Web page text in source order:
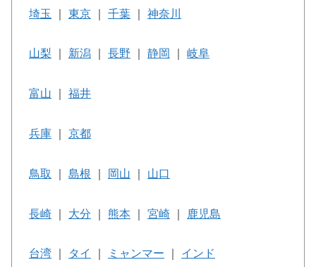
埼玉 東京 千葉 神奈川
山梨 新潟 長野 静岡 岐阜
富山 福井
兵庫 京都
鳥取 島根 岡山 山口
長崎 大分 熊本 宮崎 鹿児島
台湾 タイ ミャンマー インド